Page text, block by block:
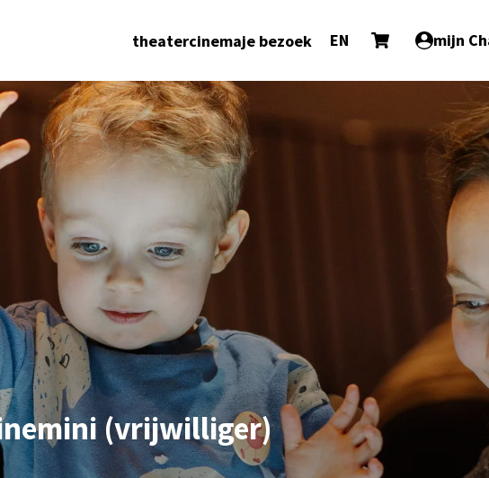
theatercinemaje bezoek EN mijn
(vrijwilliger)